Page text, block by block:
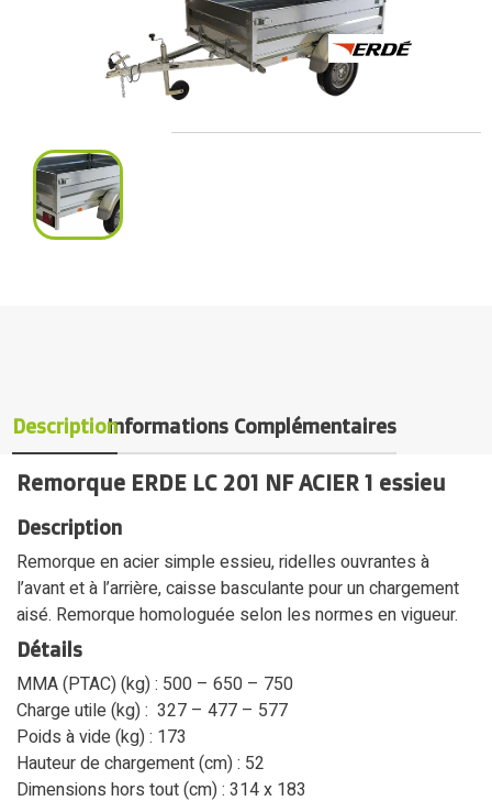
DescriptionInformations Complémentaires
Remorque ERDE LC 201 NF ACIER 1 essieu
Description
Remorque en acier simple essieu, ridelles ouvrantes à
l’avant et à l’arrière, caisse basculante pour un chargement
aisé. Remorque homologuée selon les normes en vigueur.
Détails
MMA (PTAC) (kg) : 500 – 650 – 750
Charge utile (kg) : 327 – 477 – 577
Poids à vide (kg) : 173
Hauteur de chargement (cm) : 52
Dimensions hors tout (cm) : 314 x 183